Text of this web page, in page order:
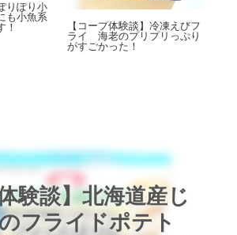
だれ牛カ
では足
【コープ体験談】とうふハン
試ししてみました！
験談】北海道産じ
フライドポテト